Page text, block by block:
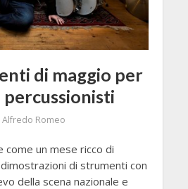
di maggio per
Alfredo Romeo
come un mese ricco di
di strumenti con
della scena nazionale e